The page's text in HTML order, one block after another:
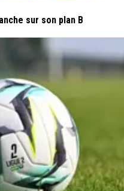
sur son plan B